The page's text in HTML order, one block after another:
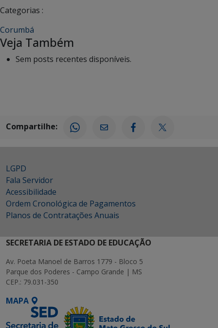
Categorias :
Corumbá
Veja Também
Sem posts recentes disponíveis.
Compartilhe:
LGPD
Fala Servidor
Acessibilidade
Ordem Cronológica de Pagamentos
Planos de Contratações Anuais
SECRETARIA DE ESTADO DE EDUCAÇÃO
Av. Poeta Manoel de Barros 1779 - Bloco 5
Parque dos Poderes - Campo Grande | MS
CEP.: 79.031-350
MAPA